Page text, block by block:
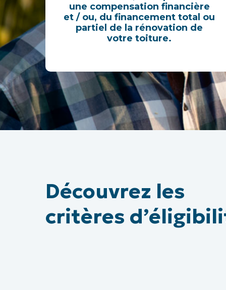
une compensation financière
et / ou, du financement total ou
partiel de la rénovation de
votre toiture.
Découvrez les
critères